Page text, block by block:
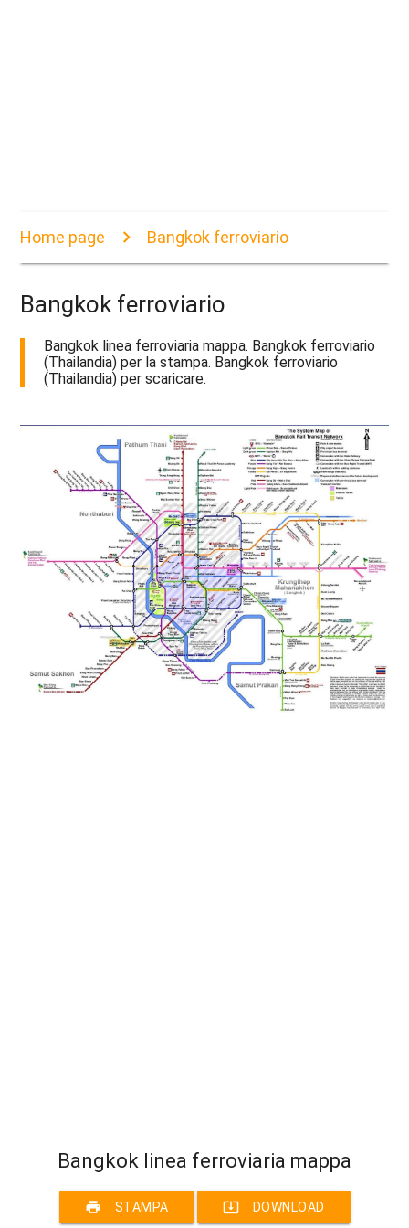
Home page Bangkok ferroviario
Bangkok ferroviario
Bangkok linea ferroviaria mappa. Bangkok ferroviario
(Thailandia) per la stampa. Bangkok ferroviario
(Thailandia) per scaricare.
Bangkok linea ferroviaria mappa
print STAMPA system_update_alt DOWNLOAD